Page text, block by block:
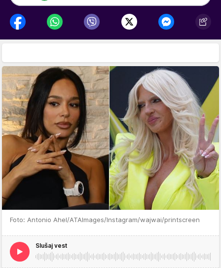
Foto: Antonio Ahel/ATAImages/Instagram/wajwai/printscreen
Slušaj vest